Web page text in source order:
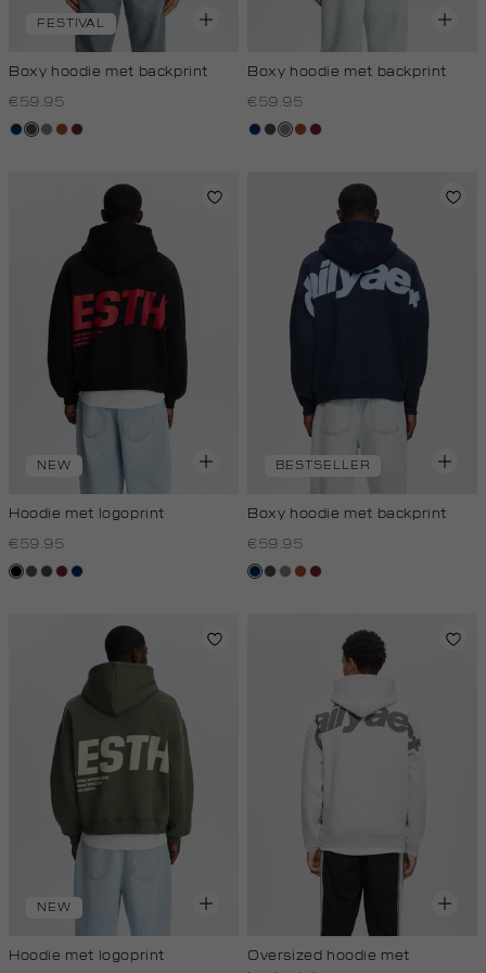
FESTIVAL
Boxy hoodie met backprint
€59.95
donkerblauw
donkergrijs
middengrijs
bruinbordeaux
Boxy hoodie met backprint
€59.95
donkerblauw
donkergrijs
middengrijs
bruinbordeaux
NEW
Hoodie met logoprint
€59.95
zwart
bos,koffie,
bordeaux
donkerblauw
BESTSELLER
Boxy hoodie met backprint
€59.95
donkerblauw
donkergrijs
middengrijs
bruinbordeaux
NEW
Hoodie met logoprint
Oversized hoodie met